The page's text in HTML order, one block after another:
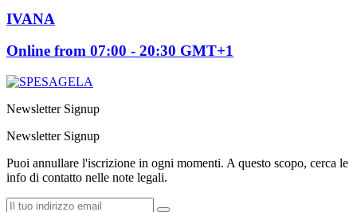
IVANA
Online from 07:00 - 20:30 GMT+1
Newsletter Signup
Newsletter Signup
Puoi annullare l'iscrizione in ogni momenti. A questo scopo, cerca le
info di contatto nelle note legali.